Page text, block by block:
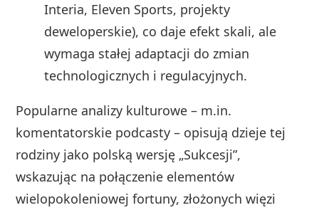
Interia, Eleven Sports, projekty
deweloperskie), co daje efekt skali, ale
wymaga stałej adaptacji do zmian
technologicznych i regulacyjnych.
Popularne analizy kulturowe – m.in.
komentatorskie podcasty – opisują dzieje tej
rodziny jako polską wersję „Sukcesji”,
wskazując na połączenie elementów
wielopokoleniowej fortuny, złożonych więzi